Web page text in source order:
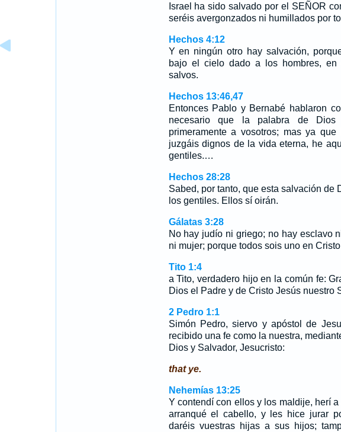
Israel ha sido salvado por el SEÑOR
seréis avergonzados ni humillados por
Hechos 4:12
Y en ningún otro hay salvación,
bajo el cielo dado a los hombres, en
salvos.
Hechos 13:46,47
Entonces Pablo y Bernabé hablaron
necesario que la palabra de Dios
primeramente a vosotros; mas ya
juzgáis dignos de la vida eterna, he
gentiles.…
Hechos 28:28
Sabed, por tanto, que esta salvación de
los gentiles. Ellos sí oirán.
Gálatas 3:28
No hay judío ni griego; no hay esclavo
ni mujer; porque todos sois uno en
Tito 1:4
a Tito, verdadero hijo en la común fe:
Dios el Padre y de Cristo Jesús nuestro
2 Pedro 1:1
Simón Pedro, siervo y apóstol de
recibido una fe como la nuestra,
Dios y Salvador, Jesucristo:
that ye.
Nehemías 13:25
Y contendí con ellos y los maldije, herí
arranqué el cabello, y les hice jurar
daréis vuestras hijas a sus hijos;